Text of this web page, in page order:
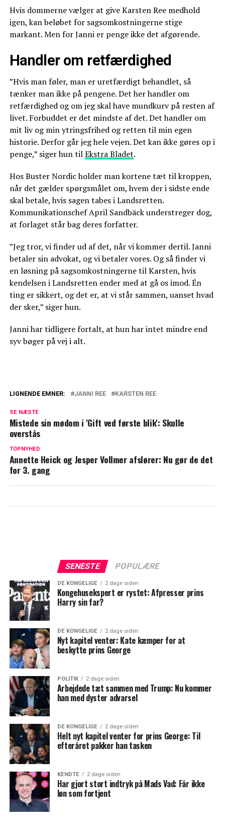
Hvis dommerne vælger at give Karsten Ree medhold
igen, kan beløbet for sagsomkostningerne stige
markant. Men for Janni er penge ikke det afgørende.
Handler om retfærdighed
”Hvis man føler, man er uretfærdigt behandlet, så
tænker man ikke på pengene. Det her handler om
retfærdighed og om jeg skal have mundkurv på resten af
livet. Forbuddet er det mindste af det. Det handler om
mit liv og min ytringsfrihed og retten til min egen
historie. Derfor går jeg hele vejen. Det kan ikke gøres op i
penge,” siger hun tilEkstra Bladet.
Hos Buster Nordic holder man kortene tæt til kroppen,
når det gælder spørgsmålet om, hvem der i sidste ende
skal betale, hvis sagen tabes i Landsretten.
Kommunikationschef April Sandbäck understreger dog,
at forlaget står bag deres forfatter.
”Jeg tror, vi finder ud af det, når vi kommer dertil. Janni
betaler sin advokat, og vi betaler vores. Og så finder vi
en løsning på sagsomkostningerne til Karsten, hvis
kendelsen i Landsretten ender med at gå os imod. Én
ting er sikkert, og det er, at vi står sammen, uanset hvad
der sker,” siger hun.
Janni har tidligere fortalt, at hun har intet mindre end
syv bøger på vej i alt.
helt ærligt
LIGNENDE EMNER: JANNI REE KARSTEN REE
SE NÆSTE
Mistede sin mødom i 'Gift ved første blik': Skulle
overstås
TOPNYHED
Annette Heick og Jesper Vollmer afslører: Nu gør de det
for 3. gang
SENESTE POPULÆRE
DE KONGELIGE 2 dage siden
Kongehusekspert er rystet: Afpresser prins
Harry sin far?
DE KONGELIGE 2 dage siden
Nyt kapitel venter: Kate kæmper for at
beskytte prins George
POLITIK 2 dage siden
Arbejdede tæt sammen med Trump: Nu kommer
han med dyster advarsel
DE KONGELIGE 2 dage siden
Helt nyt kapitel venter for prins George: Til
efteråret pakker han tasken
KENDTE 2 dage siden
Har gjort stort indtryk på Mads Vad: Får ikke
løn som fortjent